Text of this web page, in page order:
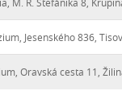
Jesenského 836,
Oravská cesta 11,